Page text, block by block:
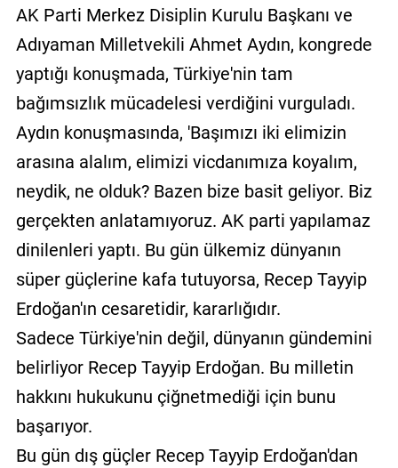
AK Parti Merkez Disiplin Kurulu Başkanı ve
Adıyaman Milletvekili Ahmet Aydın, kongrede
yaptığı konuşmada, Türkiye'nin tam
bağımsızlık mücadelesi verdiğini vurguladı.
Aydın konuşmasında, 'Başımızı iki elimizin
arasına alalım, elimizi vicdanımıza koyalım,
neydik, ne olduk? Bazen bize basit geliyor. Biz
gerçekten anlatamıyoruz. AK parti yapılamaz
dinilenleri yaptı. Bu gün ülkemiz dünyanın
süper güçlerine kafa tutuyorsa, Recep Tayyip
Erdoğan'ın cesaretidir, kararlığıdır.
Sadece Türkiye'nin değil, dünyanın gündemini
belirliyor Recep Tayyip Erdoğan. Bu milletin
hakkını hukukunu çiğnetmediği için bunu
başarıyor.
Bu gün dış güçler Recep Tayyip Erdoğan'dan